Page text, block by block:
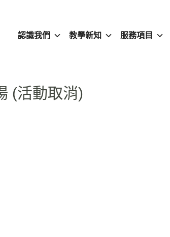
認識我們 教學新知 服務項目
(活動取消)